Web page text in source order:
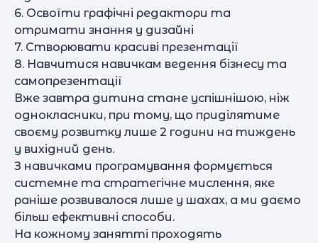
6. Освоїти графічні редактори та
отримати знання у дизайні
7. Створювати красиві презентації
8. Навчитися навичкам ведення бізнесу та
самопрезентації
Вже завтра дитина стане успішнішою, ніж
однокласники, при тому, що приділятиме
своєму розвитку лише 2 години на тиждень
у вихідний день.
З навичками програмування формується
системне та стратегічне мислення, яке
раніше розвивалося лише у шахах, а ми даємо
більш ефективні способи.
На кожному занятті проходять